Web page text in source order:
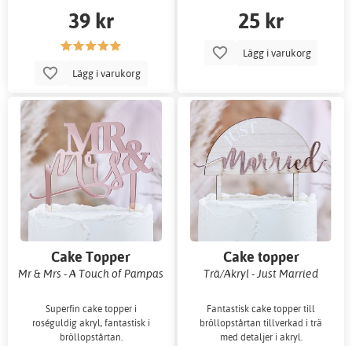
39 kr
Lägg i varukorg
25 kr
Lägg i varukorg
Cake Topper
Mr & Mrs - A Touch of Pampas
Superfin cake topper i
roséguldig akryl, fantastisk i
bröllopstårtan.
Cake topper
Trä/Akryl - Just Married
Fantastisk cake topper till
bröllopstårtan tillverkad i trä
med detaljer i akryl.